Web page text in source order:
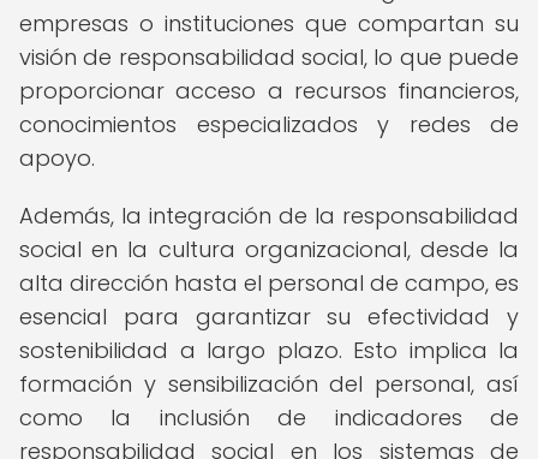
empresas o instituciones que compartan su
visión de responsabilidad social, lo que puede
proporcionar acceso a recursos financieros,
conocimientos especializados y redes de
apoyo.
Además, la integración de la responsabilidad
social en la cultura organizacional, desde la
alta dirección hasta el personal de campo, es
esencial para garantizar su efectividad y
sostenibilidad a largo plazo. Esto implica la
formación y sensibilización del personal, así
como la inclusión de indicadores de
responsabilidad social en los sistemas de